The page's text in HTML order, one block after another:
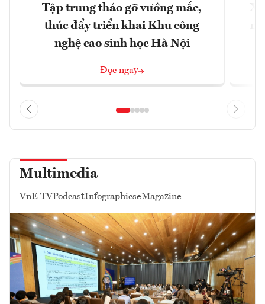
Tập trung tháo gỡ vướng mắc,
thúc đẩy triển khai Khu công
nghệ cao sinh học Hà Nội
Đọc ngay
Multimedia
VnE TVPodcastInfographicseMagazine